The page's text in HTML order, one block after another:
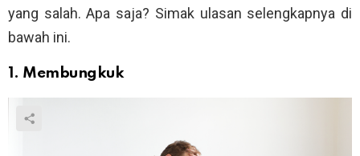
yang salah. Apa saja? Simak ulasan selengkapnya di
bawah ini.
1. Membungkuk